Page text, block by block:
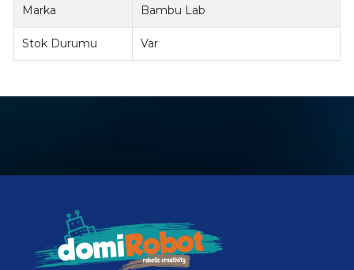
Marka Bambu Lab
Stok Durumu Var